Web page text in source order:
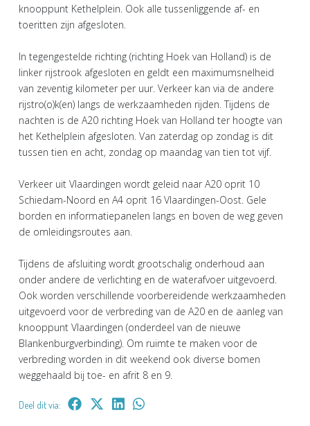
knooppunt Kethelplein. Ook alle tussenliggende af- en
toeritten zijn afgesloten.
In tegengestelde richting (richting Hoek van Holland) is de
linker rijstrook afgesloten en geldt een maximumsnelheid
van zeventig kilometer per uur. Verkeer kan via de andere
rijstro(o)k(en) langs de werkzaamheden rijden. Tijdens de
nachten is de A20 richting Hoek van Holland ter hoogte van
het Kethelplein afgesloten. Van zaterdag op zondag is dit
tussen tien en acht, zondag op maandag van tien tot vijf.
Verkeer uit Vlaardingen wordt geleid naar A20 oprit 10
Schiedam-Noord en A4 oprit 16 Vlaardingen-Oost. Gele
borden en informatiepanelen langs en boven de weg geven
de omleidingsroutes aan.
Tijdens de afsluiting wordt grootschalig onderhoud aan
onder andere de verlichting en de waterafvoer uitgevoerd.
Ook worden verschillende voorbereidende werkzaamheden
uitgevoerd voor de verbreding van de A20 en de aanleg van
knooppunt Vlaardingen (onderdeel van de nieuwe
Blankenburgverbinding). Om ruimte te maken voor de
verbreding worden in dit weekend ook diverse bomen
weggehaald bij toe- en afrit 8 en 9.
Deel dit via: